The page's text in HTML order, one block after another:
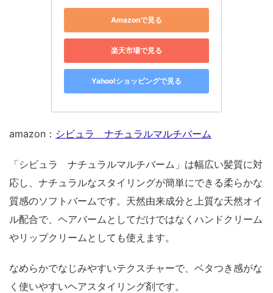
Amazonで見る
楽天市場で見る
Yahoo!ショッピングで見る
amazon： シビュラ ナチュラルマルチバーム
「シビュラ ナチュラルマルチバーム」は幅広い髪質に対
応し、ナチュラルなスタイリングが簡単にできる柔らかな
質感のソフトバームです。天然由来成分と上質な天然オイ
ル配合で、ヘアバームとしてだけではなくハンドクリーム
やリップクリームとしても使えます。
なめらかでなじみやすいテクスチャーで、ベタつき感がな
く使いやすいヘアスタイリング剤です。